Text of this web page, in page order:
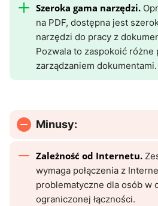
Szeroka gama narzędzi.
na PDF, dostępna jest
narzędzi do pracy z
Pozwala to zaspokoić
zarządzaniem dokumentami.
Minusy:
Zależność od Internetu.
wymaga połączenia z
problematyczne dla osób w
ograniczonej łączności.